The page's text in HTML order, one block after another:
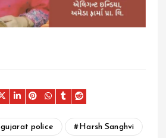
gujarat police Harsh Sanghvi